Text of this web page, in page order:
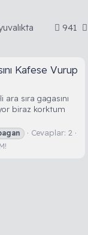
941
Kafese Vurup
sıra gagasını
biraz korktum
Cevaplar: 2